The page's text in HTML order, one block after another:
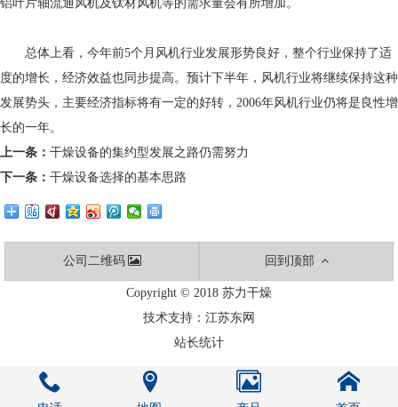
铝叶片轴流通风机及钛材风机等的需求量会有所增加。
总体上看，今年前5个月风机行业发展形势良好，整个行业保持了适
度的增长，经济效益也同步提高。预计下半年，风机行业将继续保持这种
发展势头，主要经济指标将有一定的好转，2006年风机行业仍将是良性增
长的一年。
上一条： 干燥设备的集约型发展之路仍需努力
下一条： 干燥设备选择的基本思路
公司二维码 回到顶部
Copyright © 2018 苏力干燥
技术支持： 江苏东网
站长统计